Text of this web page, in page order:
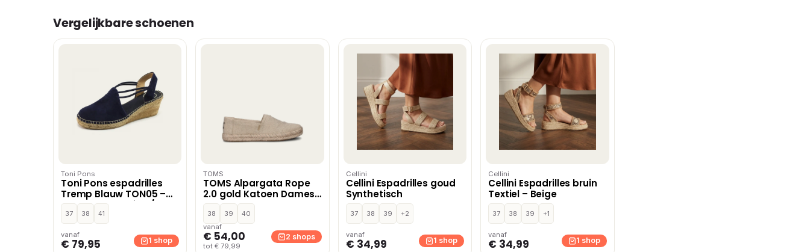
Vergelijkbare schoenen
Toni Pons
Toni Pons espadrilles
Tremp Blauw TON05 –
Blauw,Zwart,Beige /
Khaki,Cognac
37 38 41
vanaf
€ 79,95 1 shop
TOMS
TOMS Alpargata Rope
2.0 gold Katoen Dames
– Goud
38 39
40
vanaf
€ 54,00
tot € 79,99
2 shops
Cellini
Cellini Espadrilles goud
Synthetisch
37 38 39 +2
vanaf
€ 34,99 1 shop
Cellini
Cellini Espadrilles bruin
Textiel – Beige
37 38 39 +1
vanaf
€ 34,99 1 shop